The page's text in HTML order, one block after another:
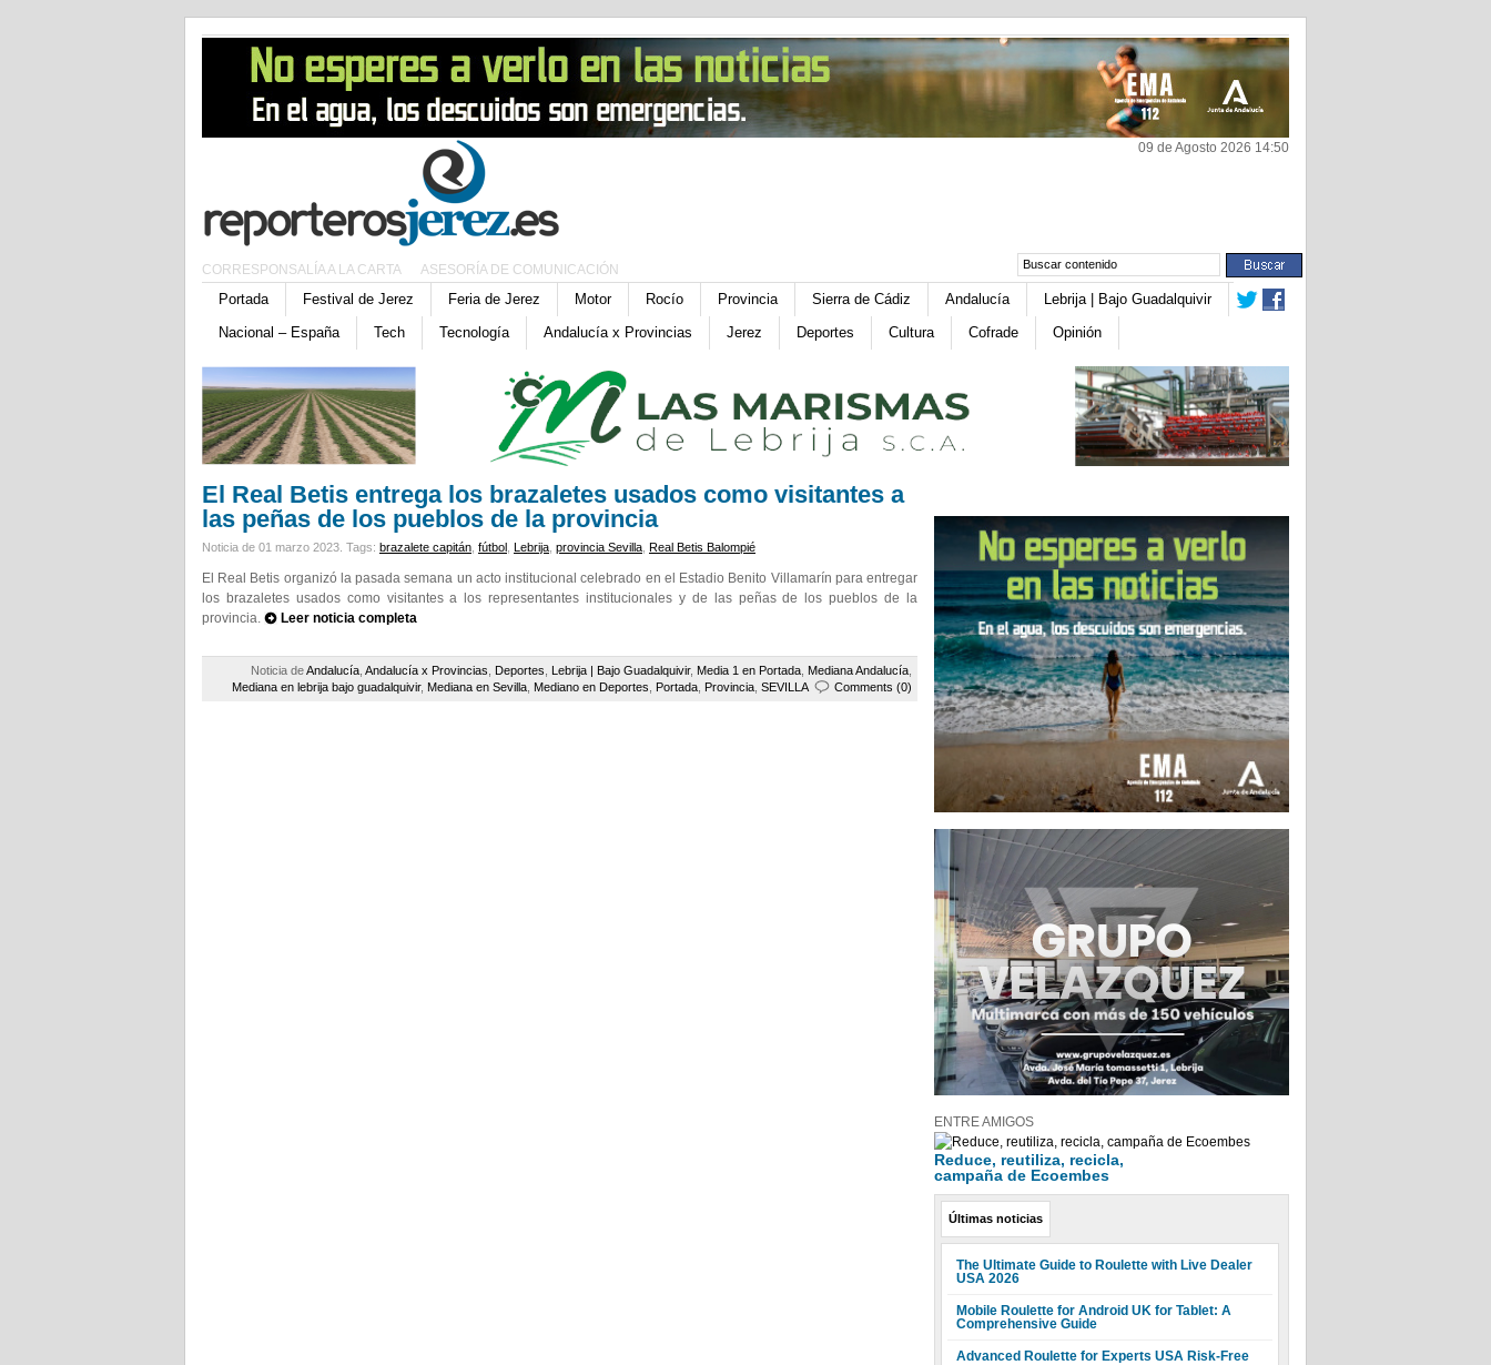
09 de Agosto 2026 14:50
CORRESPONSALÍA A LA CARTA ASESORÍA DE COMUNICACIÓN
Portada Festival de Jerez Feria de Jerez Motor Rocío Provincia Sierra de Cádiz Andalucía
Lebrija | Bajo Guadalquivir
Nacional – España
Tech Tecnología Andalucía x Provincias Jerez Deportes Cultura Cofrade Opinión
El Real Betis entrega los brazaletes usados como visitantes a
las peñas de los pueblos de la provincia
Noticia de 01 marzo 2023. Tags: brazalete capitán fútbol Lebrija provincia Sevilla Real Betis Balompié
El Real Betis organizó la pasada semana un acto institucional celebrado en el Estadio Benito Villamarín para entregar
los brazaletes usados como visitantes a los representantes institucionales y de las peñas de los pueblos de la
provincia.
Leer noticia completa
Noticia deAndalucía Andalucía x Provincias Deportes Lebrija | Bajo Guadalquivir, Media 1 en Portada Mediana Andalucía
Mediana en lebrija bajo guadalquivir, Mediana en Sevilla Mediano en Deportes Portada Provincia SEVILLA Comments (0)
ENTRE AMIGOS
Reduce, reutiliza, recicla,
campaña de Ecoembes
Últimas noticias
The Ultimate Guide to Roulette with Live Dealer
USA 2026
Mobile Roulette for Android UK for Tablet: A
Comprehensive Guide
Advanced Roulette for Experts USA Risk-Free